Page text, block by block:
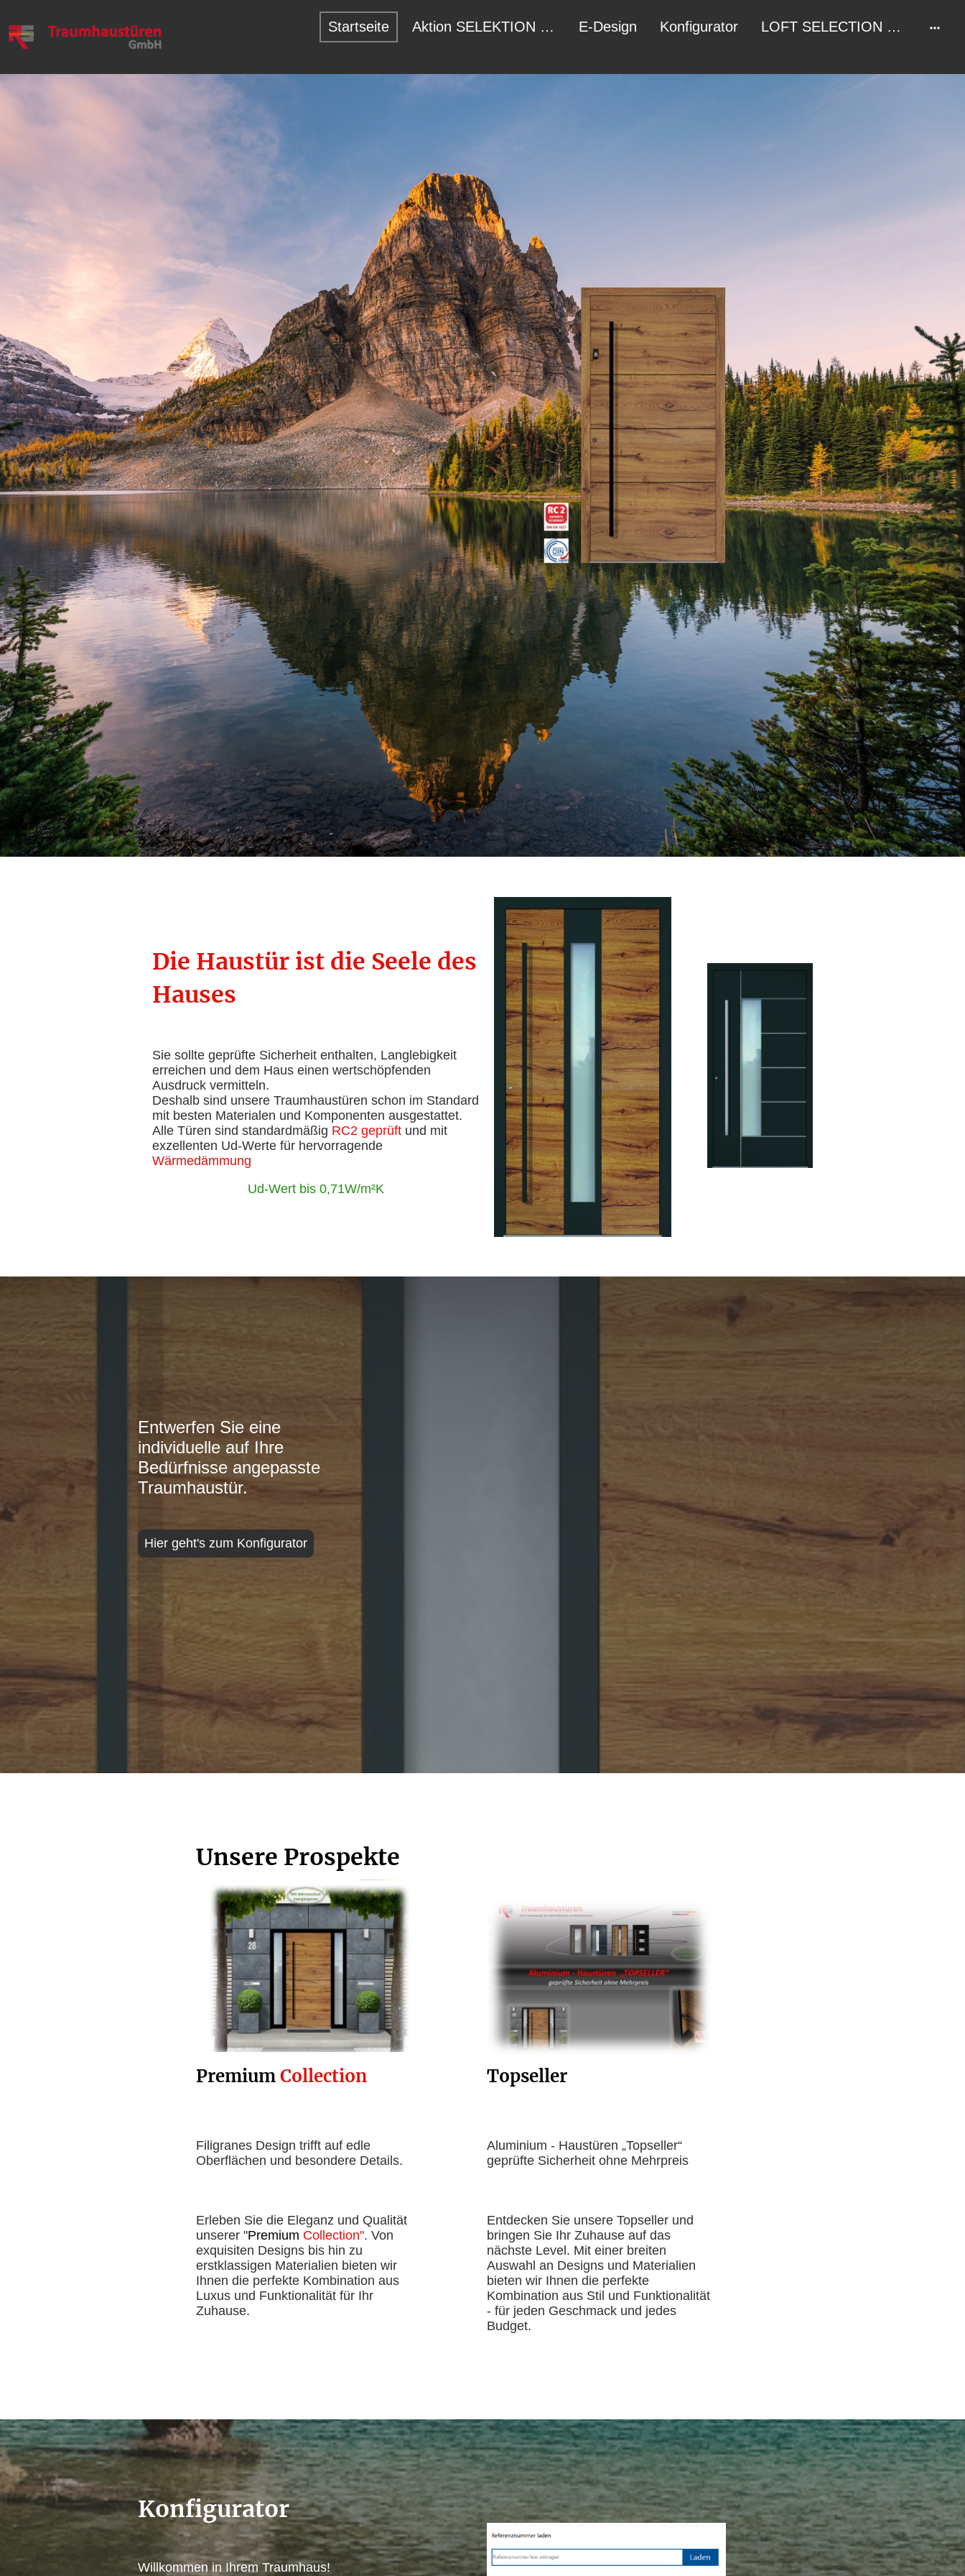
Startseite Aktion SELEKTION 2026 E-Design Konfigurator LOFT SELECTION DELUXE
Die Haustür ist die Seele des
Hauses
Sie sollte geprüfte Sicherheit enthalten, Langlebigkeit
erreichen und dem Haus einen wertschöpfenden
Ausdruck vermitteln.
Deshalb sind unsere Traumhaustüren schon im Standard
mit besten Materialen und Komponenten ausgestattet.
Alle Türen sind standardmäßig RC2 geprüft und mit
exzellenten Ud-Werte für hervorragende
Wärmedämmung
Ud-Wert bis 0,71W/m²K
Hier geht's zum Konfigurator
Entwerfen Sie eine
individuelle auf Ihre
Bedürfnisse angepasste
Traumhaustür.
Unsere Prospekte
PremiumCollection
Filigranes Design trifft auf edle
Oberflächen und besondere Details.
Erleben Sie die Eleganz und Qualität
unserer "Premium Collection". Von
exquisiten Designs bis hin zu
erstklassigen Materialien bieten wir
Ihnen die perfekte Kombination aus
Luxus und Funktionalität für Ihr
Zuhause.
Topseller
Aluminium - Haustüren „Topseller“
geprüfte Sicherheit ohne Mehrpreis
Entdecken Sie unsere Topseller und
bringen Sie Ihr Zuhause auf das
nächste Level. Mit einer breiten
Auswahl an Designs und Materialien
bieten wir Ihnen die perfekte
Kombination aus Stil und Funktionalität
- für jeden Geschmack und jedes
Budget.
Konfigurator
Willkommen in Ihrem Traumhaus!